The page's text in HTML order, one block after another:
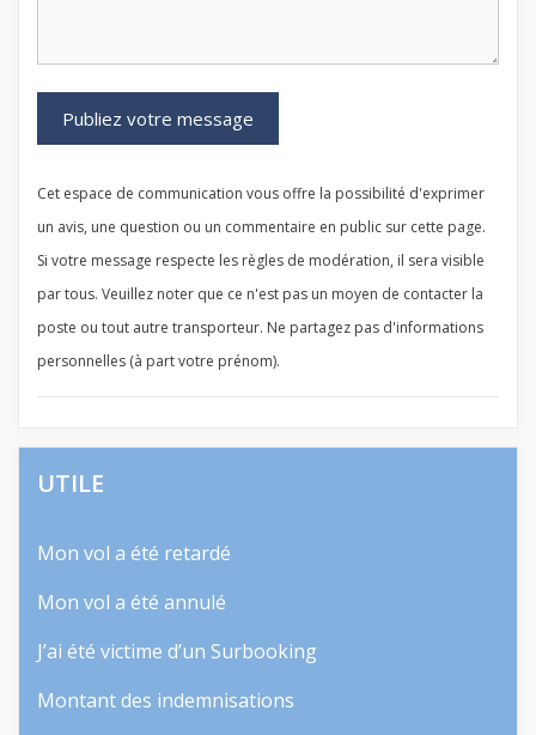
Cet espace de communication vous offre la possibilité d'exprimer
un avis, une question ou un commentaire en public sur cette page.
Si votre message respecte les règles de modération, il sera visible
par tous. Veuillez noter que ce n'est pas un moyen de contacter la
poste ou tout autre transporteur. Ne partagez pas d'informations
personnelles (à part votre prénom).
UTILE
Mon vol a été retardé
Mon vol a été annulé
J’ai été victime d’un Surbooking
Montant des indemnisations